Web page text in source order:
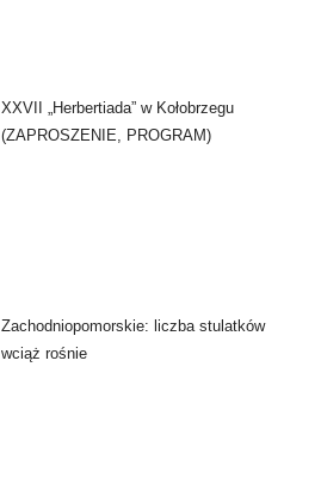
XXVII „Herbertiada” w Kołobrzegu
(ZAPROSZENIE, PROGRAM)
Zachodniopomorskie: liczba stulatków
wciąż rośnie